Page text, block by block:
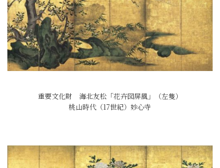
重要文化財 海北友松「花卉図屏風」（左隻）
桃山時代（17世紀）妙心寺